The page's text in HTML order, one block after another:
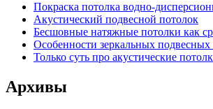
Покраска потолка водно-
Акустический подвесной потолок
Бесшовные натяжные потолки как
Особенности зеркальных подвесных
Только суть про акустические
Архивы